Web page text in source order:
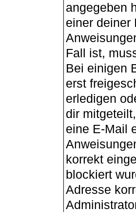
angegeben
einer deiner
Fall ist,
Bei einigen
erst
erledigen
dir
eine E-Mail
korrekt
blockiert
Adresse